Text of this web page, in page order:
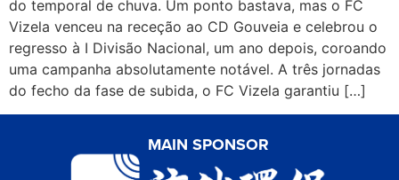
do temporal de chuva. Um ponto bastava, mas o FC
Vizela venceu na receção ao CD Gouveia e celebrou o
regresso à I Divisão Nacional, um ano depois, coroando
uma campanha absolutamente notável. A três jornadas
do fecho da fase de subida, o FC Vizela garantiu […]
MAIN SPONSOR